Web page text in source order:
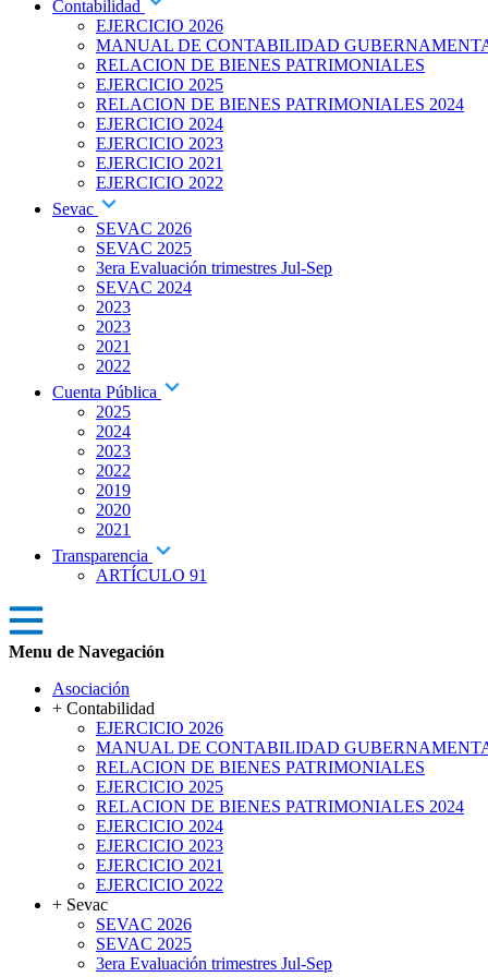
Contabilidad
EJERCICIO 2026
MANUAL DE CONTABILIDAD
RELACION DE BIENES PATRIMONIALES
EJERCICIO 2025
RELACION DE BIENES PATRIMONIALES 2024
EJERCICIO 2024
EJERCICIO 2023
EJERCICIO 2021
EJERCICIO 2022
Sevac
SEVAC 2026
SEVAC 2025
3era Evaluación trimestres Jul-Sep
SEVAC 2024
2023
2023
2021
2022
Cuenta Pública
2025
2024
2023
2022
2019
2020
2021
Transparencia
ARTÍCULO 91
Menu de Navegación
Asociación
+ Contabilidad
EJERCICIO 2026
MANUAL DE CONTABILIDAD
RELACION DE BIENES PATRIMONIALES
EJERCICIO 2025
RELACION DE BIENES PATRIMONIALES 2024
EJERCICIO 2024
EJERCICIO 2023
EJERCICIO 2021
EJERCICIO 2022
+ Sevac
SEVAC 2026
SEVAC 2025
3era Evaluación trimestres Jul-Sep